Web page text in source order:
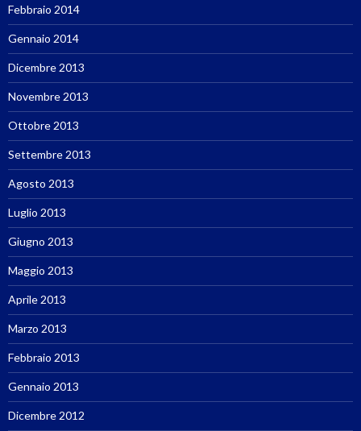
Febbraio 2014
Gennaio 2014
Dicembre 2013
Novembre 2013
Ottobre 2013
Settembre 2013
Agosto 2013
Luglio 2013
Giugno 2013
Maggio 2013
Aprile 2013
Marzo 2013
Febbraio 2013
Gennaio 2013
Dicembre 2012